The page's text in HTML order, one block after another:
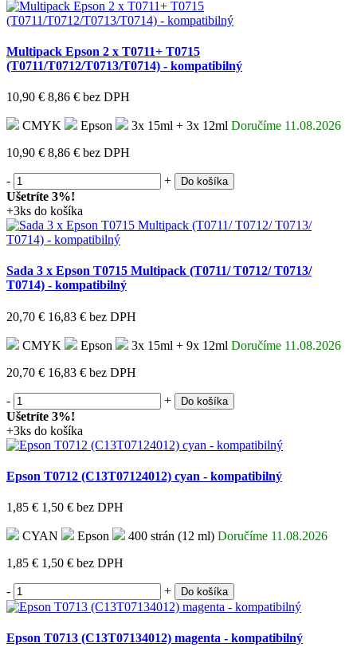
Multipack Epson 2 x T0711+ T0715
(T0711/T0712/T0713/T0714) - kompatibilný
10,90 € 8,86 € bez DPH
CMYK Epson 3x 15ml + 3x 12ml Doručíme 11.08.2026
10,90 € 8,86 € bez DPH
- + Do košíka
Ušetríte 3%!
+3ks do košíka
Sada 3 x Epson T0715 Multipack (T0711/ T0712/ T0713/
T0714) - kompatibilný
20,70 € 16,83 € bez DPH
CMYK Epson 3x 15ml + 9x 12ml Doručíme 11.08.2026
20,70 € 16,83 € bez DPH
- + Do košíka
Ušetríte 3%!
+3ks do košíka
Epson T0712 (C13T07124012) cyan - kompatibilný
1,85 € 1,50 € bez DPH
CYAN Epson 400 strán (12 ml) Doručíme 11.08.2026
1,85 € 1,50 € bez DPH
- + Do košíka
Epson T0713 (C13T07134012) magenta - kompatibilný